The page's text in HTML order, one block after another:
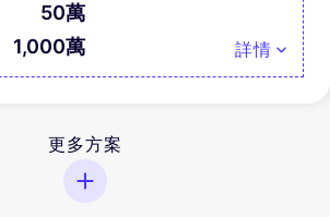
50萬
1,000萬 詳情
更多方案